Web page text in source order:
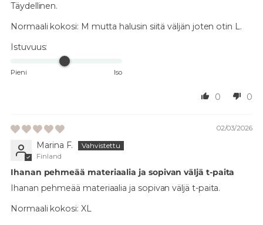
Täydellinen.
Normaali kokosi: M mutta halusin siitä väljän joten otin L.
Istuvuus:
Pieni Iso
0 0
02/03/2026
Marina F.
Finland
Ihanan pehmeää materiaalia ja sopivan väljä t-paita
Ihanan pehmeää materiaalia ja sopivan väljä t-paita.
Normaali kokosi: XL